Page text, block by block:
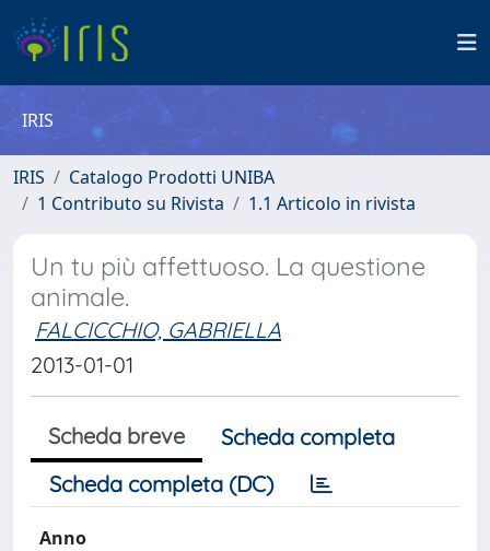
IRIS
IRIS
Catalogo Prodotti UNIBA
1 Contributo su Rivista
1.1 Articolo in rivista
Un tu più affettuoso. La questione
animale.
FALCICCHIO, GABRIELLA
2013-01-01
Scheda breve
Scheda completa
Scheda completa (DC)
Anno